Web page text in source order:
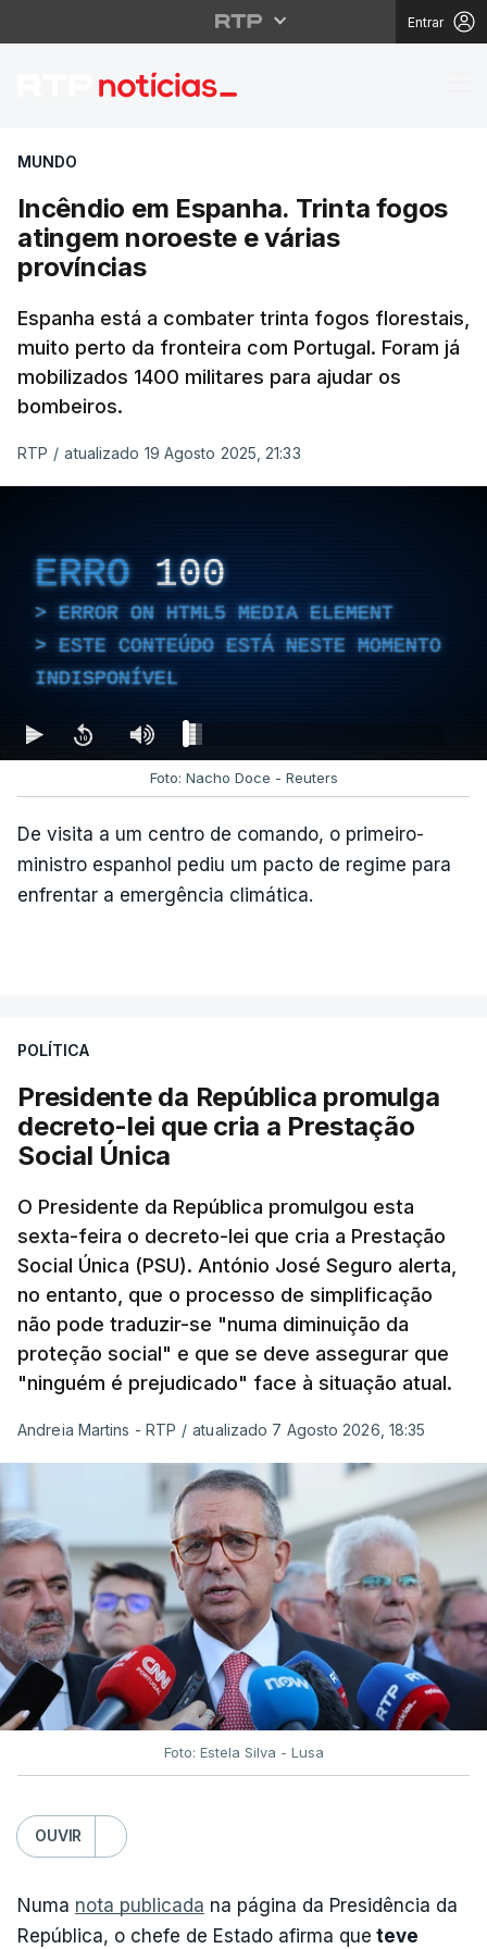
Entrar
Incêndio em
MUNDO
Incêndio em Espanha. Trinta fogos
atingem noroeste e várias
províncias
Espanha está a combater trinta fogos florestais,
muito perto da fronteira com Portugal. Foram já
mobilizados 1400 militares para ajudar os
bombeiros.
RTP / atualizado 19 Agosto 2025, 21:33
ERRO 100
ERROR ON HTML5 MEDIA ELEMENT
ESTE CONTEÚDO ESTÁ NESTE MOMENTO
INDISPONÍVEL
Foto: Nacho Doce - Reuters
De visita a um centro de comando, o primeiro-
ministro espanhol pediu um pacto de regime para
enfrentar a emergência climática.
POLÍTICA
Presidente da República promulga
decreto-lei que cria a Prestação
Social Única
O Presidente da República promulgou esta
sexta-feira o decreto-lei que cria a Prestação
Social Única (PSU). António José Seguro alerta,
no entanto, que o processo de simplificação
não pode traduzir-se "numa diminuição da
proteção social" e que se deve assegurar que
"ninguém é prejudicado" face à situação atual.
Andreia Martins - RTP / atualizado 7 Agosto 2026, 18:35
Foto: Estela Silva - Lusa
OUVIR
Numa nota publicada na página da Presidência da
República, o chefe de Estado afirma que teve